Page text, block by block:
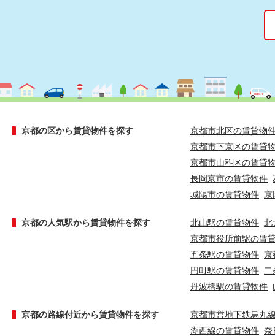
京都の区から賃貸物件を探す
京都市北区の賃貸物
京都市下京区の賃貸
京都市山科区の賃貸
長岡京市の賃貸物件
城陽市の賃貸物件 京
京都の人気駅から賃貸物件を探す 北山駅の賃貸物件 北
京都市役所前駅の賃
五条駅の賃貸物件 京
円町駅の賃貸物件
丹波橋駅の賃貸物件
京都の路線付近から賃貸物件を探す
京都市営地下鉄烏丸
湖西線の賃貸物件 奈